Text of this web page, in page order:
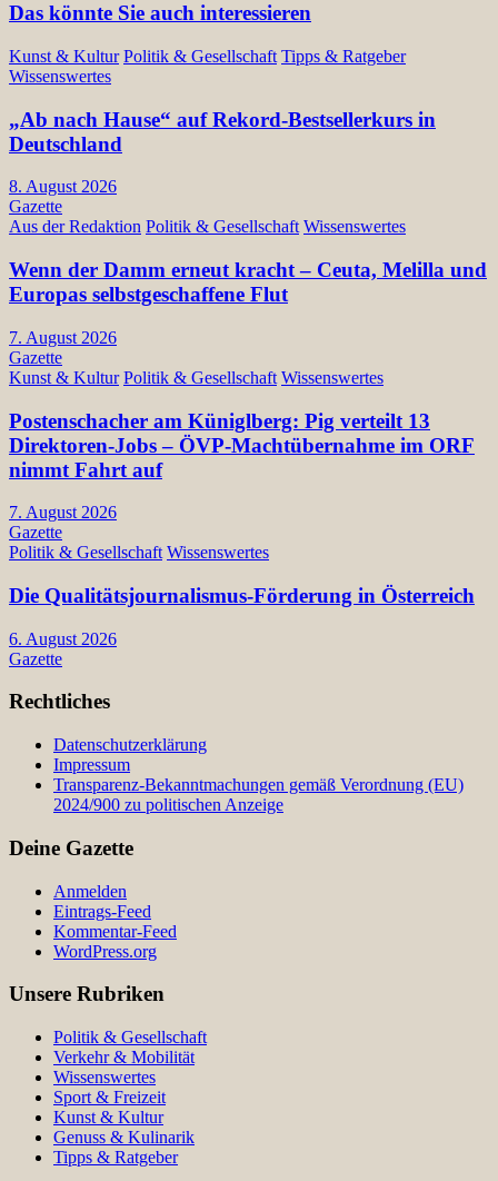
Das könnte Sie auch interessieren
Kunst & Kultur Politik & Gesellschaft Tipps & Ratgeber
Wissenswertes
„Ab nach Hause“ auf Rekord-Bestsellerkurs in
Deutschland
8. August 2026
Gazette
Aus der Redaktion Politik & Gesellschaft Wissenswertes
Wenn der Damm erneut kracht – Ceuta, Melilla und
Europas selbstgeschaffene Flut
7. August 2026
Gazette
Kunst & Kultur Politik & Gesellschaft Wissenswertes
Postenschacher am Küniglberg: Pig verteilt 13
Direktoren-Jobs – ÖVP-Machtübernahme im ORF
nimmt Fahrt auf
7. August 2026
Gazette
Politik & Gesellschaft Wissenswertes
Die Qualitätsjournalismus-Förderung in Österreich
6. August 2026
Gazette
Rechtliches
Datenschutzerklärung
Impressum
Transparenz-Bekanntmachungen gemäß Verordnung (EU)
2024/900 zu politischen Anzeige
Deine Gazette
Anmelden
Eintrags-Feed
Kommentar-Feed
WordPress.org
Unsere Rubriken
Politik & Gesellschaft
Verkehr & Mobilität
Wissenswertes
Sport & Freizeit
Kunst & Kultur
Genuss & Kulinarik
Tipps & Ratgeber